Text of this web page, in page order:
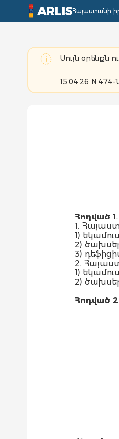
ARLISՀայաստանի
Սույն օրենքն
15.04.26 N 474-
Հոդված 1.
1.
1)
2)
3)
2.
1)
2)
Հոդված